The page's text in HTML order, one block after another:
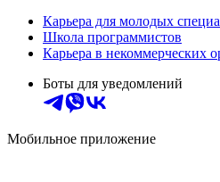
Карьера для молодых
Школа программистов
Карьера в некоммерческих
Боты для уведомлений
Мобильное приложение